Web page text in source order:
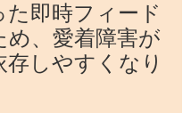
即時フィード
、愛着障害が
しやすくなり